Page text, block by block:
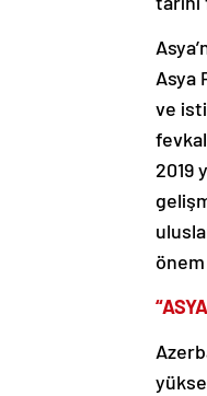
Asya
ve
2019